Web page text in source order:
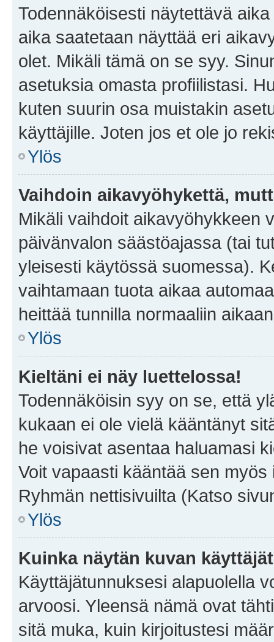
Todennäköisesti näytettävä
aika saatetaan näyttää eri
olet. Mikäli tämä on se syy.
asetuksia omasta profiilistasi.
kuten suurin osa muistakin
käyttäjille. Joten jos et ole jo
Ylös
Vaihdoin aikavyöhykettä,
Mikäli vaihdoit aikavyöhykkeen
päivänvalon säästöajassa (tai
yleisesti käytössä suomessa).
vaihtamaan tuota aikaa
heittää tunnilla normaaliin
Ylös
Kieltäni ei näy luettelossa!
Todennäköisin syy on se, että
kukaan ei ole vielä kääntänyt
he voisivat asentaa haluamasi
Voit vapaasti kääntää sen
Ryhmän nettisivuilta (Katso
Ylös
Kuinka näytän kuvan
Käyttäjätunnuksesi alapuolella
arvoosi. Yleensä nämä ovat
sitä muka, kuin kirjoitustesi